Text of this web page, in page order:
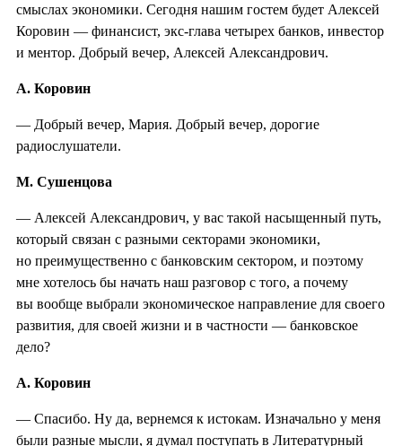
смыслах экономики. Сегодня нашим гостем будет Алексей
Коровин — финансист, экс-глава четырех банков, инвестор
и ментор. Добрый вечер, Алексей Александрович.
А. Коровин
— Добрый вечер, Мария. Добрый вечер, дорогие
радиослушатели.
М. Сушенцова
— Алексей Александрович, у вас такой насыщенный путь,
который связан с разными секторами экономики,
но преимущественно с банковским сектором, и поэтому
мне хотелось бы начать наш разговор с того, а почему
вы вообще выбрали экономическое направление для своего
развития, для своей жизни и в частности — банковское
дело?
А. Коровин
— Спасибо. Ну да, вернемся к истокам. Изначально у меня
были разные мысли, я думал поступать в Литературный